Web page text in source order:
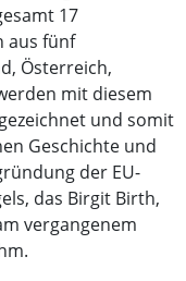
17
aus fünf
Österreich,
mit diesem
und somit
Geschichte und
der EU-
das Birgit Birth,
vergangenem